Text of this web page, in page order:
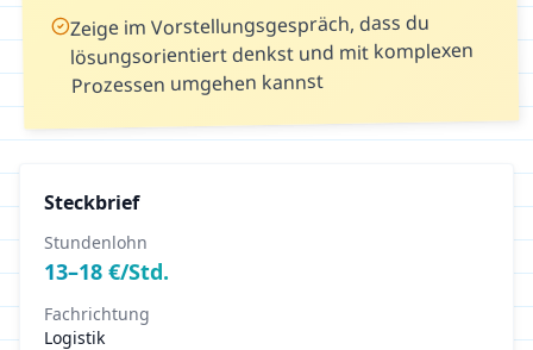
Zeige im Vorstellungsgespräch, dass du
lösungsorientiert denkst und mit komplexen
Prozessen umgehen kannst
Steckbrief
Stundenlohn
13–18 €/Std.
Fachrichtung
Logistik